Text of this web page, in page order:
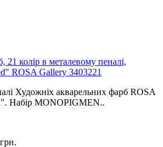
21 колір в металевому пеналі,
ROSA Gallery 3403221
Художніх акварельних фарб ROSA
Набір MONOPIGMEN..